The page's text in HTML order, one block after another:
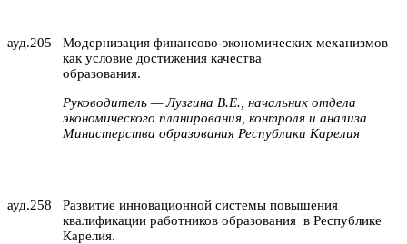
ауд.205
Модернизация финансово-экономических механизмов
как условие достижения качества
образования.
Руководитель — Лузгина В.Е., начальник отдела
экономического планирования, контроля и анализа
Министерства образования Республики Карелия
ауд.258
Развитие инновационной системы повышения
квалификации работников образования в Республике
Карелия.